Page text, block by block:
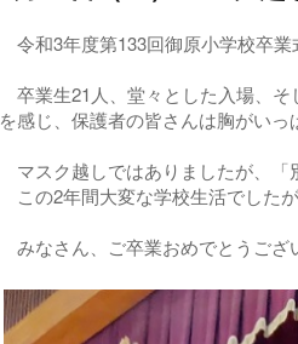
令和3年度第133回御原小学校卒業
卒業生21人、堂々とした入場、そ
を感じ、保護者の皆さんは胸がいっ
マスク越しではありましたが、「
この2年間大変な学校生活でした
みなさん、ご卒業おめでとうござ